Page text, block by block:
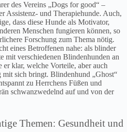
des Vereins „Dogs for good“ –
Assistenz- und Therapiehunde. Auch,
dass diese Hunde als Motivator,
Menschen fungieren können, so
Forschung zum Thema nötig.
eines Betroffenen nahe: als blinder
mit verschiedenen Blindenhunden an
er klar, welche Vorteile, aber auch
sich bringt. Blindenhund „Ghost“
zu Herrchens Füßen und
schwanzwedelnd auf und von der
Themen: Gesundheit und